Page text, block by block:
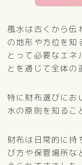
風水は古くから伝
の地形や方位を知
とって必要なエネ
とを通じて全体の
特に財布選びにお
水の原則を知るこ
財布は日常的に持
び方や保管場所な